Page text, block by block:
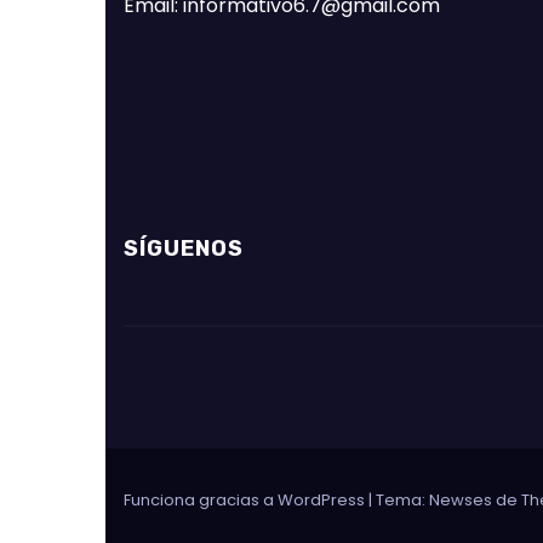
SÍGUENOS
Funciona gracias a WordPress | Tema: Newses de